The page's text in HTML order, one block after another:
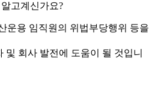
알고계신가요?
운용 임직원의 위법부당행위 등을
및 회사 발전에 도움이 될 것입니